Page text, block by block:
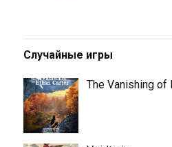
Случайные игры
The Vanishing of